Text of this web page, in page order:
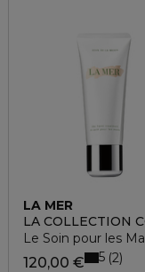
LA MER
LA COLLECTION
Le Soin pour les
120,00 € 5 2